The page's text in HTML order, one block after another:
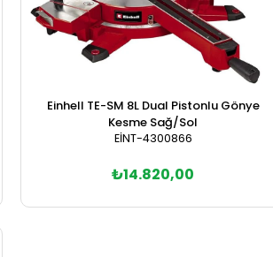
Einhell TE-SM 8L Dual Pistonlu Gönye
Kesme Sağ/Sol
EİNT-4300866
₺14.820,00